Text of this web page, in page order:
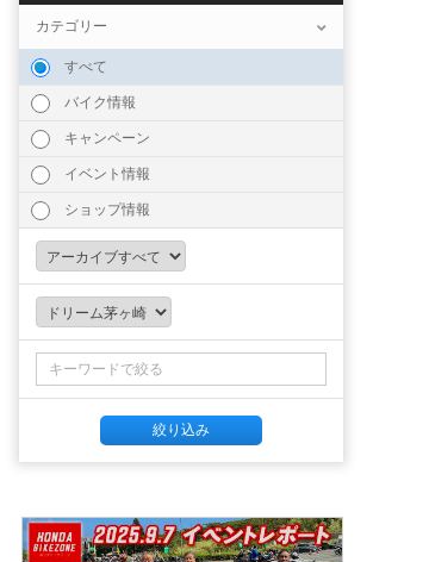
カテゴリー
すべて
バイク情報
キャンペーン
イベント情報
ショップ情報